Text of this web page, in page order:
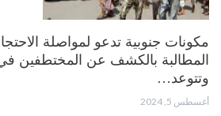
مكونات جنوبية تدعو لمواصلة
المطالبة بالكشف عن المختطفين
وتتوعد…
أغسطس 5, 2024